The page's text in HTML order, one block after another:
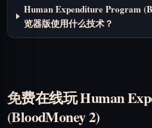
Human Expenditure Program
览器版使用什么技术？
免费在线玩 Human
(BloodMoney 2)